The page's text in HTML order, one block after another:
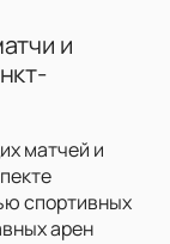
и
матчей и
спортивных
арен